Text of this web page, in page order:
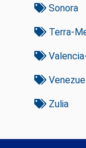
Sonora
Terra-
Zulia